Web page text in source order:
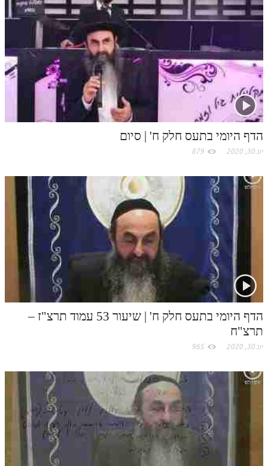
c
o
m
הדף היומי בתעס חלק ח' | סיום
יונ 30, 2020 879
הדף היומי בתעס חלק ח' | שיעור 53 עמוד תרצ"ז –
תרצ"ח
יונ 30, 2020 965